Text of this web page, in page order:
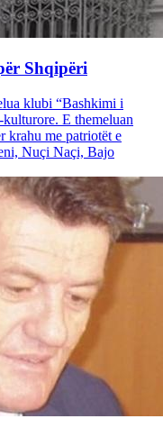
Shqipëri
klubi “Bashkimi i
E themeluan
krahu me patriotët e
Nuçi Naçi, Bajo